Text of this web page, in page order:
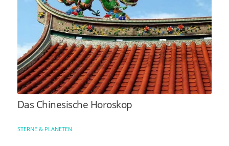
Das Chinesische Horoskop
STERNE & PLANETEN